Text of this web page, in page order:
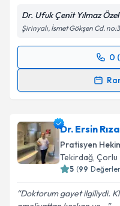
Dr. Ufuk Çenit Yılmaz
Şirinyalı, İsmet Gökşen Cd.
0
Randevu
takvim
E-posta Adresiniz
Dr. Ersin
Pratisyen
Tekirdağ, Çorlu
5 (99
Doktorum gayet ilgiliydi.